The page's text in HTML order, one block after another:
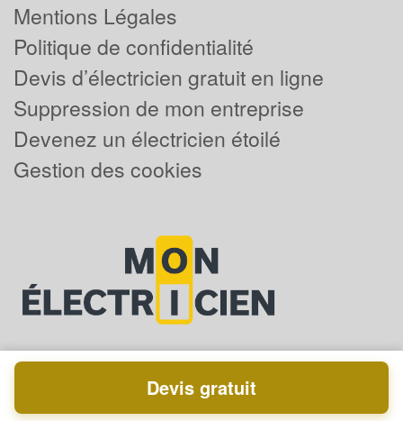
Mentions Légales
Politique de confidentialité
Devis d’électricien gratuit en ligne
Suppression de mon entreprise
Devenez un électricien étoilé
Gestion des cookies
Powered byPlus que pro
Devis gratuit